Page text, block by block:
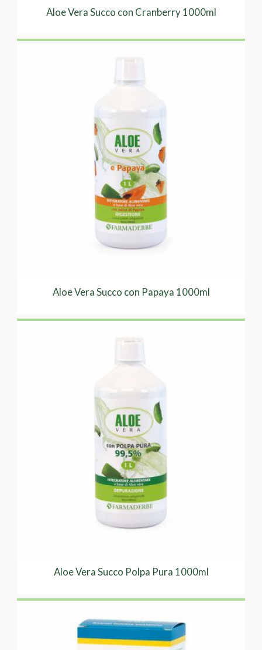
Aloe Vera Succo con Cranberry 1000ml
Aloe Vera Succo con Papaya 1000ml
Aloe Vera Succo Polpa Pura 1000ml